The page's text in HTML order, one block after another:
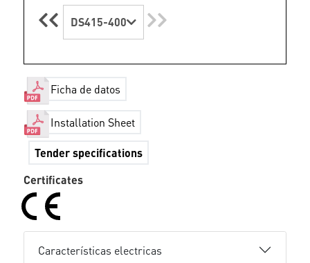
DS415-400
Ficha de datos
Installation Sheet
Tender specifications
Certificates
Características electricas